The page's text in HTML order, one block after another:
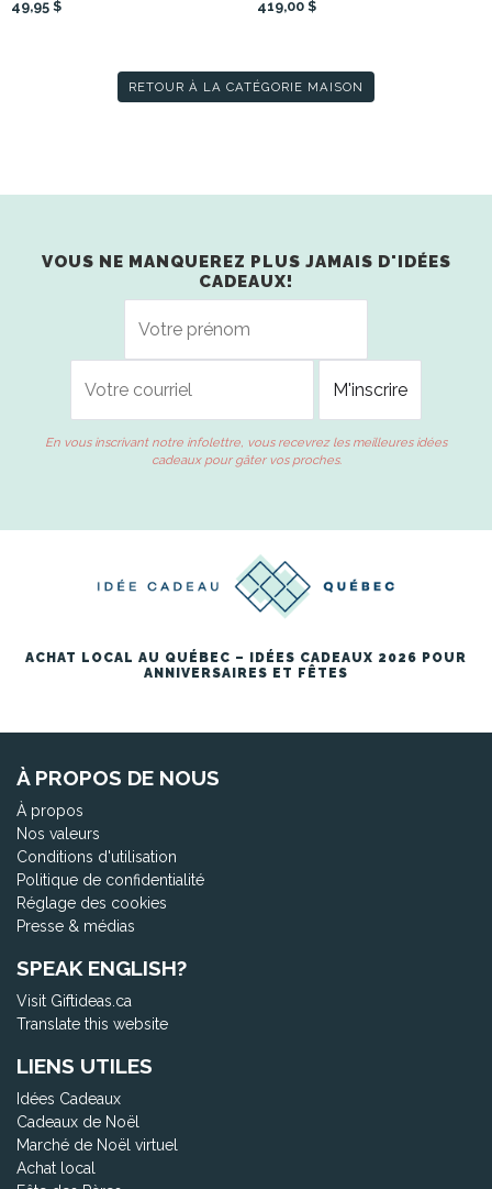
49,95 $ 419,00 $
RETOUR À LA CATÉGORIE MAISON
VOUS NE MANQUEREZ PLUS JAMAIS D'IDÉES
CADEAUX!
En vous inscrivant notre infolettre, vous recevrez les meilleures idées
cadeaux pour gâter vos proches.
ACHAT LOCAL AU QUÉBEC – IDÉES CADEAUX 2026 POUR
ANNIVERSAIRES ET FÊTES
À PROPOS DE NOUS
À propos
Nos valeurs
Conditions d'utilisation
Politique de confidentialité
Réglage des cookies
Presse & médias
SPEAK ENGLISH?
Visit Giftideas.ca
Translate this website
LIENS UTILES
Idées Cadeaux
Cadeaux de Noël
Marché de Noël virtuel
Achat local